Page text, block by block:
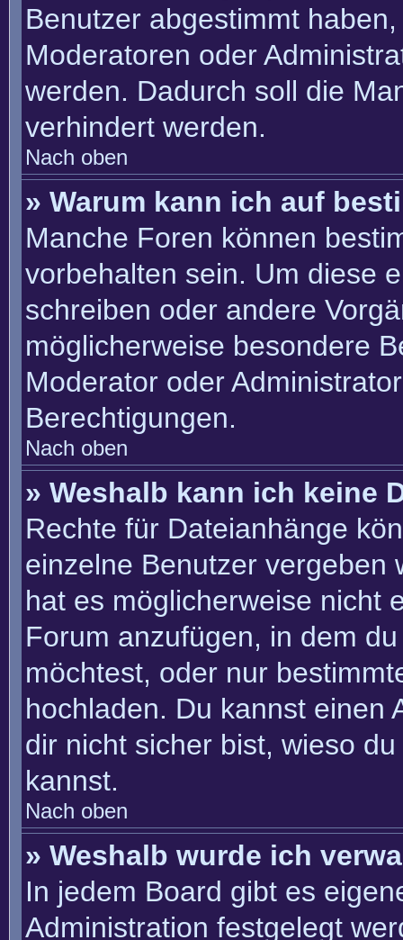
Benutzer abgestimmt
Moderatoren oder
werden. Dadurch soll die
verhindert werden.
Nach oben
» Warum kann ich auf
Manche Foren können
vorbehalten sein. Um diese
schreiben oder andere
möglicherweise besondere
Moderator oder
Berechtigungen.
Nach oben
» Weshalb kann ich keine
Rechte für Dateianhänge
einzelne Benutzer vergeben
hat es möglicherweise nicht
Forum anzufügen, in dem
möchtest, oder nur
hochladen. Du kannst einen
dir nicht sicher bist, wieso
kannst.
Nach oben
» Weshalb wurde ich
In jedem Board gibt es
Administration festgelegt